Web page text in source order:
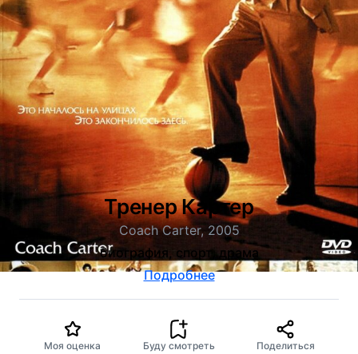
Тренер Картер
Coach Carter, 2005
биография, спорт, драма
Подробнее
Моя оценка Буду смотреть Поделиться